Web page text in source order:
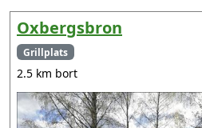
Oxbergsbron
Grillplats
2.5 km bort